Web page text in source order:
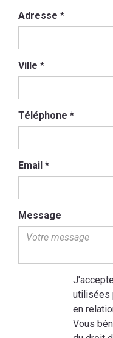
Adresse *
Ville *
Téléphone *
Email *
Message
utilisées
en
Vous